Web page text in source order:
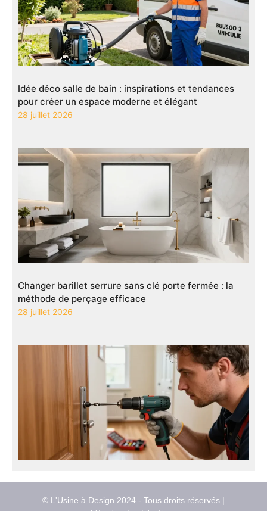
Idée déco salle de bain : inspirations et tendances
pour créer un espace moderne et élégant
28 juillet 2026
Changer barillet serrure sans clé porte fermée : la
méthode de perçage efficace
28 juillet 2026
© L'Usine à Design 2024 - Tous droits réservés |